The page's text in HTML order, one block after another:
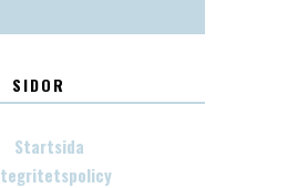
SIDOR
Startsida